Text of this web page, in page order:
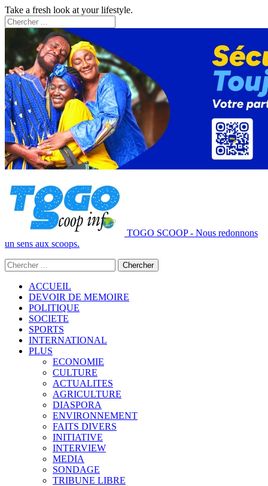
Take a fresh look at your lifestyle.
TOGO SCOOP - Nous redonnons
un sens aux scoops.
ACCUEIL
DEVOIR DE MEMOIRE
POLITIQUE
SOCIETE
SPORTS
INTERNATIONAL
PLUS
ECONOMIE
CULTURE
ACTUALITES
AGRICULTURE
DIASPORA
ENVIRONNEMENT
FAITS DIVERS
INITIATIVE
INTERVIEW
MEDIA
SONDAGE
TRIBUNE LIBRE